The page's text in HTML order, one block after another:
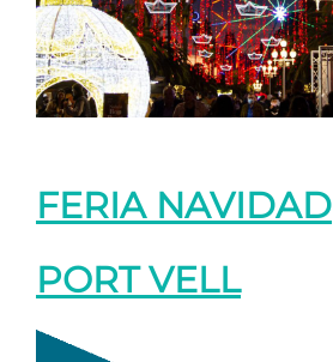
FERIA NAVIDAD
PORT VELL